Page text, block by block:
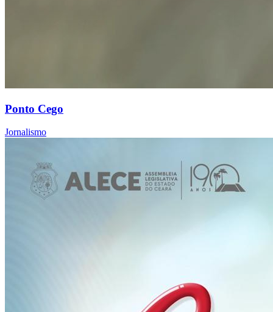
Ponto Cego
Jornalismo